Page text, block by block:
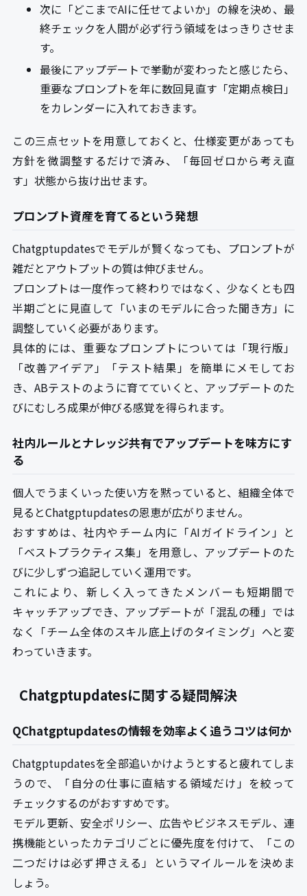
次に「どこまでAIに任せてよいか」の線を決め、最
終チェックを人間が必ず行う領域をはっきりさせま
す。
最後にアップデートで挙動が変わったと感じたら、
重要なプロンプトを年に数回見直す「定期点検日」
をカレンダーに入れておきます。
この三点セットを用意しておくと、仕様変更があっても
方針を微調整するだけで済み、「毎回ゼロから考え直
す」状態から抜け出せます。
プロンプト資産を育てるという発想
Chatgptupdatesでモデルが賢くなっても、プロンプトが
雑だとアウトプットの質は伸びません。
プロンプトは一度作って終わりではなく、少なくとも四
半期ごとに見直して「いまのモデルに合った聞き方」に
調整していく必要があります。
具体的には、重要なプロンプトについては「現行版」
「改善アイデア」「テスト結果」を簡単にメモしてお
き、ABテストのように育てていくと、アップデートのた
びにむしろ成果が伸びる感覚を得られます。
社内ルールとナレッジ共有でアップデートを味方にす
る
個人でうまくいった使い方を黙っていると、組織全体で
見るとChatgptupdatesの恩恵が広がりません。
おすすめは、社内やチーム内に「AIガイドライン」と
「ベストプラクティス集」を用意し、アップデートのた
びに少しずつ追記していく運用です。
これにより、新しく入ってきたメンバーも短期間で
キャッチアップでき、アップデートが「混乱の種」では
なく「チーム全体のスキル底上げのタイミング」へと変
わっていきます。
Chatgptupdatesに関する疑問解決
QChatgptupdatesの情報を効率よく追うコツは何か
Chatgptupdatesを全部追いかけようとすると疲れてしま
うので、「自分の仕事に直結する領域だけ」を絞って
チェックするのがおすすめです。
モデル更新、安全ポリシー、広告やビジネスモデル、連
携機能といったカテゴリごとに優先度を付けて、「この
二つだけは必ず押さえる」というマイルールを決めま
しょう。